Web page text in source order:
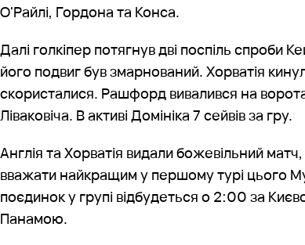
О'Райлі, Гордона та Конса.
Далі голкіпер потягнув дві поспіль спроби
його подвиг був змарнований. Хорватія
скористалися. Рашфорд вивалився на
Ліваковіча. В активі Домініка 7 сейвів за гру.
Англія та Хорватія видали божевільний
вважати найкращим у першому турі цього
поєдинок у групі відбудеться о 2:00 за
Панамою.